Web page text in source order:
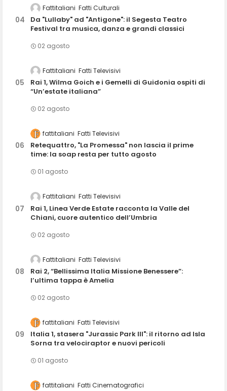
Fattitaliani Fatti Culturali
Da "Lullaby" ad "Antigone": il Segesta Teatro
Festival tra musica, danza e grandi classici
02 agosto
Fattitaliani Fatti Televisivi
Rai 1, Wilma Goich e i Gemelli di Guidonia ospiti di
“Un’estate italiana”
02 agosto
fattitaliani Fatti Televisivi
Retequattro, "La Promessa" non lascia il prime
time: la soap resta per tutto agosto
01 agosto
Fattitaliani Fatti Televisivi
Rai 1, Linea Verde Estate racconta la Valle del
Chiani, cuore autentico dell’Umbria
02 agosto
Fattitaliani Fatti Televisivi
Rai 2, “Bellissima Italia Missione Benessere”:
l’ultima tappa è Amelia
02 agosto
fattitaliani Fatti Televisivi
Italia 1, stasera "Jurassic Park III": il ritorno ad Isla
Sorna tra velociraptor e nuovi pericoli
01 agosto
fattitaliani Fatti Cinematografici